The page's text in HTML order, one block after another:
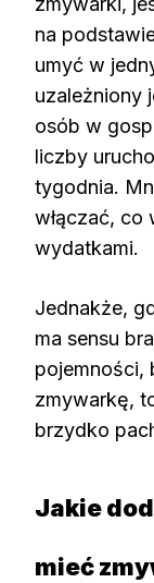
na
umyć w
uzależniony
osób w
liczby
tygodnia.
włączać, co
wydatkami.
Jednakże,
ma sensu
pojemności,
zmywarkę,
brzydko
Jakie
mieć